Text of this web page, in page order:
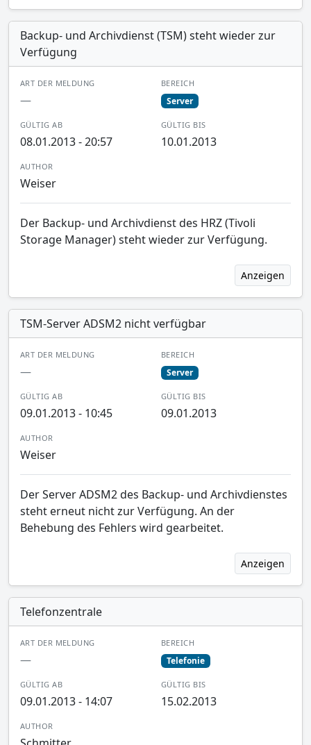
Backup- und Archivdienst (TSM) steht wieder zur
Verfügung
ART DER MELDUNG
—
BEREICH
Server
GÜLTIG AB
08.01.2013 - 20:57
GÜLTIG BIS
10.01.2013
AUTHOR
Weiser
Der Backup- und Archivdienst des HRZ (Tivoli
Storage Manager) steht wieder zur Verfügung.
Anzeigen
TSM-Server ADSM2 nicht verfügbar
ART DER MELDUNG
—
BEREICH
Server
GÜLTIG AB
09.01.2013 - 10:45
GÜLTIG BIS
09.01.2013
AUTHOR
Weiser
Der Server ADSM2 des Backup- und Archivdienstes
steht erneut nicht zur Verfügung. An der
Behebung des Fehlers wird gearbeitet.
Anzeigen
Telefonzentrale
ART DER MELDUNG
—
BEREICH
Telefonie
GÜLTIG AB
09.01.2013 - 14:07
GÜLTIG BIS
15.02.2013
AUTHOR